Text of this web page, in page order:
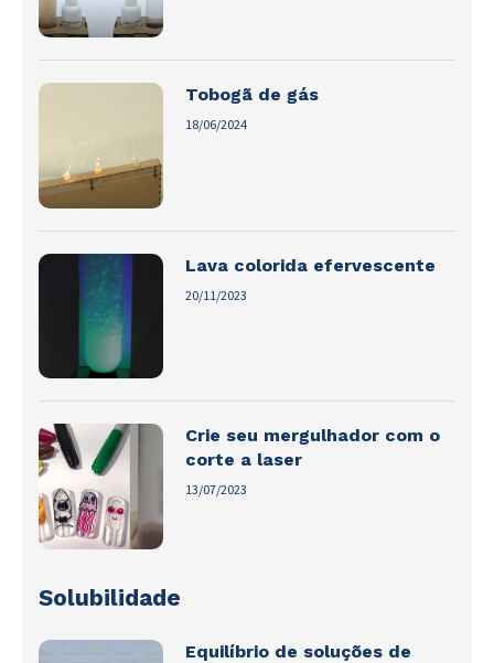
Tobogã de gás
18/06/2024
Lava colorida efervescente
20/11/2023
Crie seu mergulhador com o
corte a laser
13/07/2023
Solubilidade
Equilíbrio de soluções de